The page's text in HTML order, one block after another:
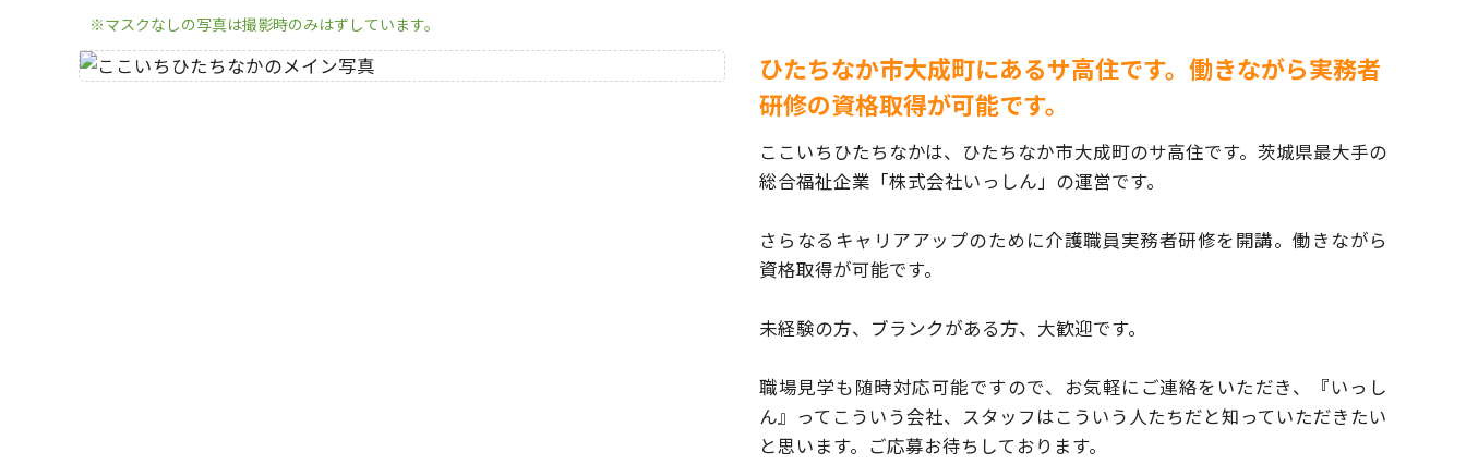
※マスクなしの写真は撮影時のみはずしています。
ひたちなか市大成町にあるサ高住です。働きながら実務者
研修の資格取得が可能です。
ここいちひたちなかは、ひたちなか市大成町のサ高住です。 茨城県最大手の
総合福祉企業「株式会社いっしん」の運営です。
さらなるキャリアアップのために介護職員実務者研修を開講。働きながら
資格取得が可能です。
未経験の方、ブランクがある方、大歓迎です。
職場見学も随時対応可能ですので、お気軽にご連絡をいただき、
『いっし
ん』ってこういう会社、スタッフはこういう人たちだと知っていただきたい
と思います。ご応募お待ちしております。